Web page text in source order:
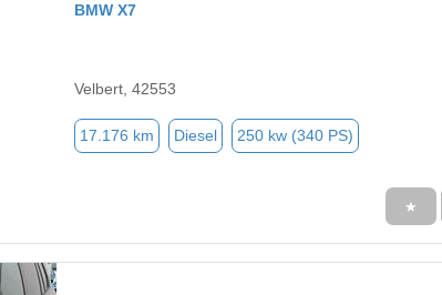
BMW X7
Velbert, 42553
17.176 km Diesel 250 kw (340 PS)
★